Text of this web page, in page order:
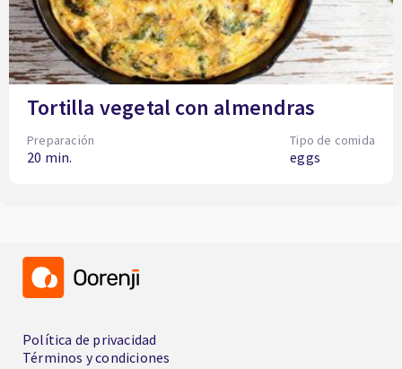
Tortilla vegetal con almendras
Preparación
20 min.
Tipo de comida
eggs
Política de privacidad
Términos y condiciones